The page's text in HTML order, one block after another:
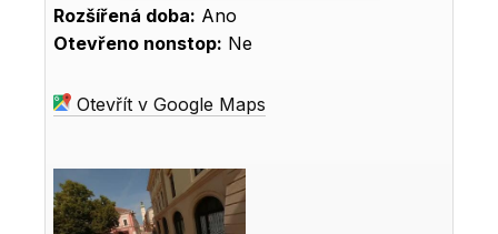
Rozšířená doba: Ano
Otevřeno nonstop: Ne
Otevřít v Google Maps